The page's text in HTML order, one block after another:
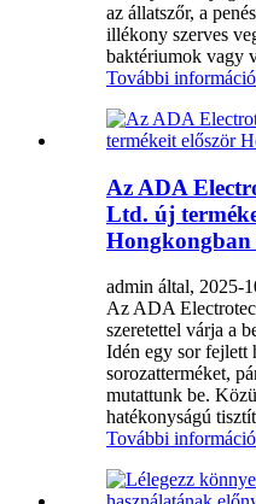
az állatszőr, a
illékony szerves
baktériumok vagy
További információ
Az ADA
Ltd. új
admin által, 2025-
Az ADA
szeretettel várja a
Idén egy sor fejlett
sorozatterméket,
mutattunk be.
hatékonyságú
További információ